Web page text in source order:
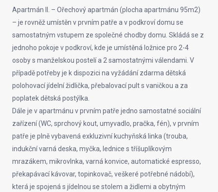
Apartmán II. – Ořechový apartmán (plocha apartmánu 95m2)
– je rovněž umístěn v prvním patře a v podkroví domu se
samostatným vstupem ze společné chodby domu. Skládá se z
jednoho pokoje v podkroví, kde je umístěná ložnice pro 2-4
osoby s manželskou postelí a 2 samostatnými válendami. V
případě potřeby je k dispozici na vyžádání zdarma dětská
polohovací jídelní židlička, přebalovací pult s vaničkou a za
poplatek dětská postýlka.
Dále je v apartmánu v prvním patře jedno samostatné sociální
zařízení (WC, sprchový kout, umyvadlo, pračka, fén), v prvním
patře je plně vybavená exkluzivní kuchyňská linka (trouba,
indukční varná deska, myčka, lednice s tříšuplíkovým
mrazákem, mikrovlnka, varná konvice, automatické espresso,
překapávací kávovar, topinkovač, veškeré potřebné nádobí),
která je spojená s jídelnou se stolem a židlemi a obytným